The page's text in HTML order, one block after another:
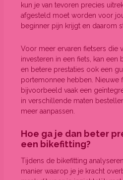
kun je van tevoren precies
afgesteld moet worden voor
beginner pijn krijgt en daarom
Voor meer ervaren fietsers die
investeren in een fiets, kan een
en betere prestaties ook een
portemonnee hebben. Nieuwe
bijvoorbeeld vaak een
in verschillende maten
meer aanpassen.
Hoe ga je dan beter
een bikefitting?
Tijdens de bikefitting
manier waarop je je kracht